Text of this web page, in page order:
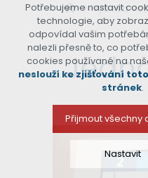
Výbava
Potřebujeme nastavit
technologie, aby
odpovídal vašim
nalezli přesně to, co
cookies používané na
neslouží ke zjišťování
stránek.
Přijmout všechny
Nastavit